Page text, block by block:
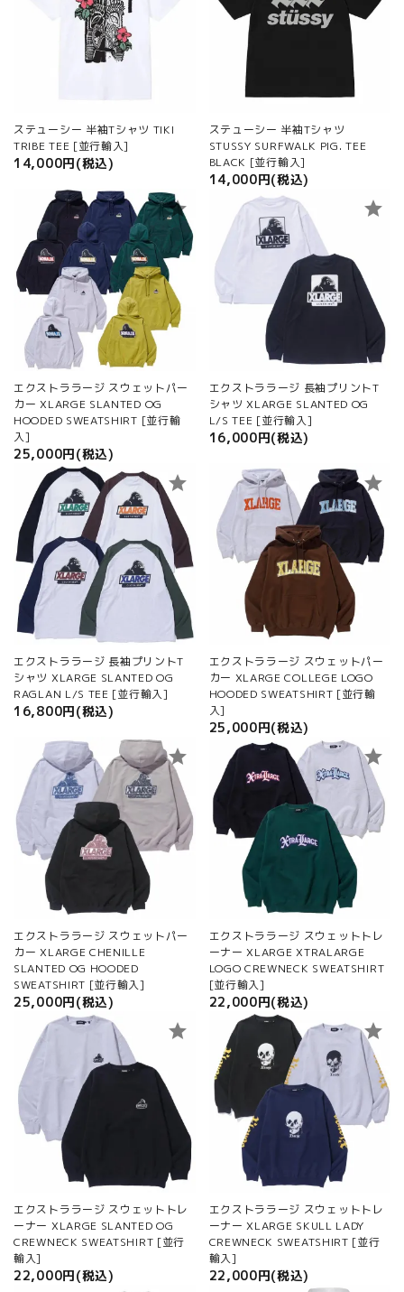
ステューシー 半袖Tシャツ TIKI
TRIBE TEE [並行輸入]
14,000円(税込)
ステューシー 半袖Tシャツ
STUSSY SURFWALK PIG. TEE
BLACK [並行輸入]
14,000円(税込)
エクストララージ スウェットパー
カー XLARGE SLANTED OG
HOODED SWEATSHIRT [並行輸
入]
25,000円(税込)
star
エクストララージ 長袖プリントT
シャツ XLARGE SLANTED OG
L/S TEE [並行輸入]
16,000円(税込)
star
エクストララージ 長袖プリントT
シャツ XLARGE SLANTED OG
RAGLAN L/S TEE [並行輸入]
16,800円(税込)
star
エクストララージ スウェットパー
カー XLARGE COLLEGE LOGO
HOODED SWEATSHIRT [並行輸
入]
25,000円(税込)
star
エクストララージ スウェットパー
カー XLARGE CHENILLE
SLANTED OG HOODED
SWEATSHIRT [並行輸入]
25,000円(税込)
star
エクストララージ スウェットトレ
ーナー XLARGE XTRALARGE
LOGO CREWNECK SWEATSHIRT
[並行輸入]
22,000円(税込)
star
エクストララージ スウェットトレ
ーナー XLARGE SLANTED OG
CREWNECK SWEATSHIRT [並行
輸入]
22,000円(税込)
star
エクストララージ スウェットトレ
ーナー XLARGE SKULL LADY
CREWNECK SWEATSHIRT [並行
輸入]
22,000円(税込)
star